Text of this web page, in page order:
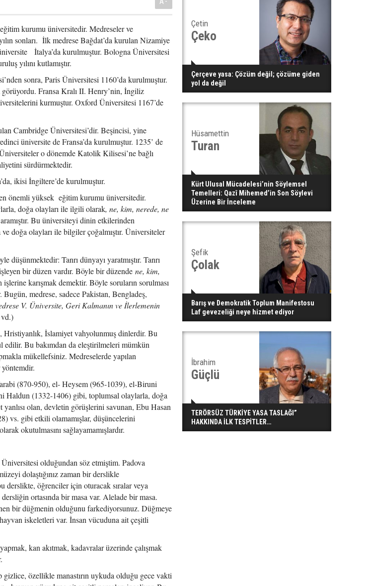
kurumu üniversitedir. Medreseler ve
sonları. İlk medrese Bağdat’da kurulan Nizamiye
İtalya’da kurulmuştur. Bologna Üniversitesi
yılını kutlamıştır.
sonra, Paris Üniversitesi 1160’da kurulmuştur.
Fransa Kralı II. Henry’nin, İngiliz
kurmuştur. Oxford Üniversitesi 1167’de
Cambridge Üniversitesi’dir. Beşincisi, yine
üniversite de Fransa’da kurulmuştur. 1235’ de
o dönemde Katolik Kilisesi’ne bağlı
sürdürmektedir.
ikisi İngiltere’de kurulmuştur.
önemli yüksek eğitim kurumu üniversitedir.
doğa olayları ile ilgili olarak, ne, kim, nerede, ne
Bu üniversiteyi dinin etkilerinden
doğa olayları ile bilgiler çoğalmıştır. Üniversiteler
düşünmektedir: Tanrı dünyayı yaratmıştır. Tanrı
bir düzen vardır. Böyle bir düzende ne, kim,
karışmak demektir. Böyle soruların sorulması
medrese, sadece Pakistan, Bengladeş,
V. Üniversite, Geri Kalmanın ve İlerlemenin
İslamiyet vahyolunmuş dinlerdir. Bu
edilir. Bu bakımdan da eleştirilmeleri mümkün
mükellefsiniz. Medreselerde yapılan
(870-950), el- Heysem (965-1039), el-Biruni
(1332-1406) gibi, toplumsal olaylarla, doğa
olan, devletin görüşlerini savunan, Ebu Hasan
vs. gibi etkili olamamışlar, düşüncelerini
okutulmasını sağlayamamışlardır.
olduğundan söz etmiştim. Padova
dolaştığınız zaman bir derslikle
derslikte, öğrenciler için oturacak sıralar veya
ortasında bir masa var. Alelade bir masa.
bir düğmenin olduğunu farkediyorsunuz. Düğmeye
iskeletleri var. İnsan vücuduna ait çeşitli
kan akıtmak, kadavralar üzerinde çalışmak
özellikle manastırın uykuda olduğu gece vakti
Çetin
Çeko
Çerçeve yasa: Çözüm değil; çözüme giden
yol da değil
Hüsamettin
Turan
Kürt Ulusal Mücadelesi’nin Söylemsel
Temelleri: Qazî Mihemed’in Son Söylevi
Üzerine Bir İnceleme
Şefik
Çolak
Barış ve Demokratik Toplum Manifestosu
Laf gevezeliği neye hizmet ediyor
İbrahim
Güçlü
TERÖRSÜZ TÜRKİYE YASA TASLAĞI”
HAKKINDA İLK TESPİTLER…